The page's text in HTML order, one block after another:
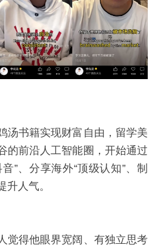
汤书籍实现财富自由，留学美
的前沿人工智能圈，开始通过
”、分享海外“顶级认知”、制
升人气。
觉得他眼界宽阔、有独立思考